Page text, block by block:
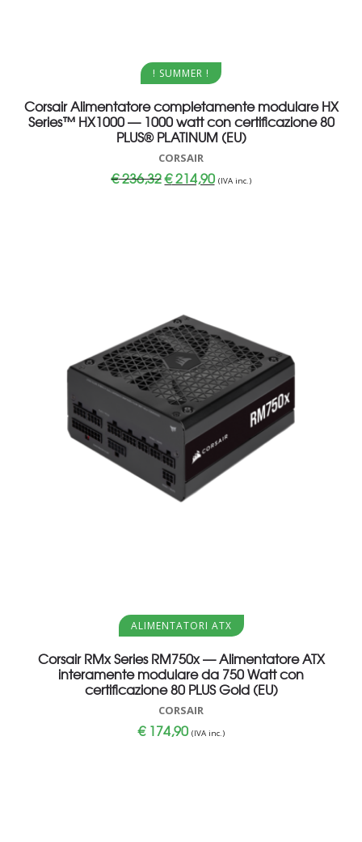
Aggiungi al carrello
! SUMMER !
Corsair Alimentatore completamente modulare HX
Series™ HX1000 — 1000 watt con certificazione 80
PLUS® PLATINUM (EU)
CORSAIR
€236,32Il
prezzo
€214,90Il
prezzo
(IVA inc.)
Aggiungi al carrello
ALIMENTATORI ATX
Corsair RMx Series RM750x — Alimentatore ATX
interamente modulare da 750 Watt con
certificazione 80 PLUS Gold (EU)
CORSAIR
€174,90 (IVA inc.)